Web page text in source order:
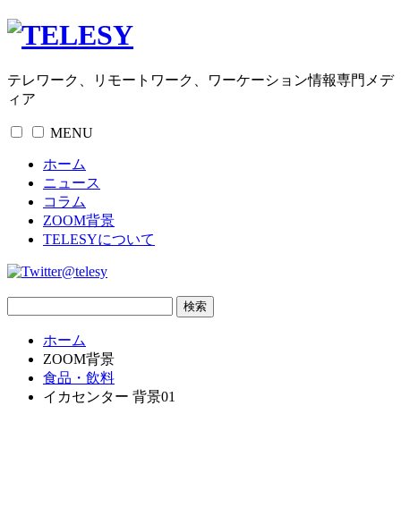
テレワーク、リモートワーク、ワーケーション情報専門メデ
ィア
MENU
ホーム
ニュース
コラム
ZOOM背景
TELESYについて
@telesy
ホーム
ZOOM背景
食品・飲料
イカセンター 背景01